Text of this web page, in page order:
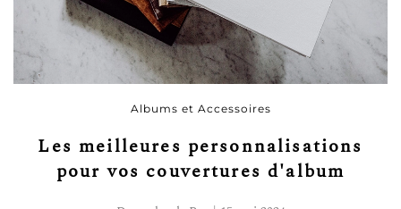
Albums et Accessoires
Les meilleures personnalisations
pour vos couvertures d'album